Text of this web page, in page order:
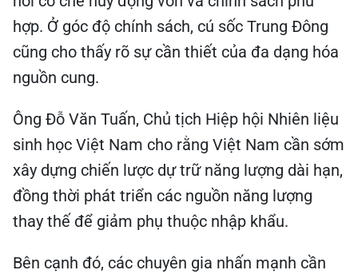
hợp. Ở góc độ chính sách, cú sốc Trung Đông
cũng cho thấy rõ sự cần thiết của đa dạng hóa
nguồn cung.
Ông Đỗ Văn Tuấn, Chủ tịch Hiệp hội Nhiên liệu
sinh học Việt Nam cho rằng Việt Nam cần sớm
xây dựng chiến lược dự trữ năng lượng dài hạn,
đồng thời phát triển các nguồn năng lượng
thay thế để giảm phụ thuộc nhập khẩu.
Bên cạnh đó, các chuyên gia nhấn mạnh cần